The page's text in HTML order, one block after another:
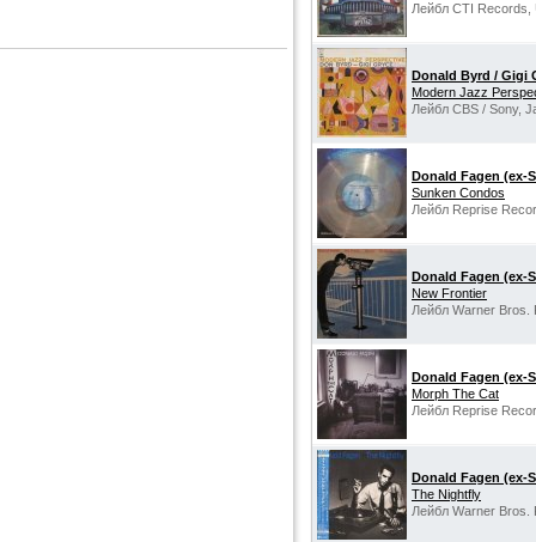
Лейбл CTI Records,
Donald Byrd / Gigi
Modern Jazz
Лейбл CBS / Sony,
Donald Fagen (ex-
Sunken Condos
Лейбл Reprise
Donald Fagen (ex-
New Frontier
Лейбл Warner Bros.
Donald Fagen (ex-
Morph The Cat
Лейбл Reprise
Donald Fagen (ex-
The Nightfly
Лейбл Warner Bros.